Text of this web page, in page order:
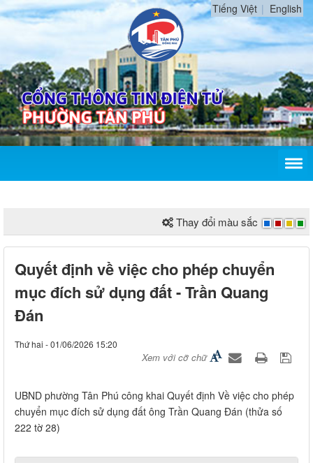
Tiếng Việt English
Thay đổi màu sắc
Quyết định về việc cho phép chuyển
mục đích sử dụng đất - Trần Quang
Đán
Thứ hai - 01/06/2026 15:20
Xem với cỡ chữ
UBND phường Tân Phú công khai Quyết định Về việc cho phép
chuyển mục đích sử dụng đất ông Trần Quang Đán (thửa số
222 tờ 28)